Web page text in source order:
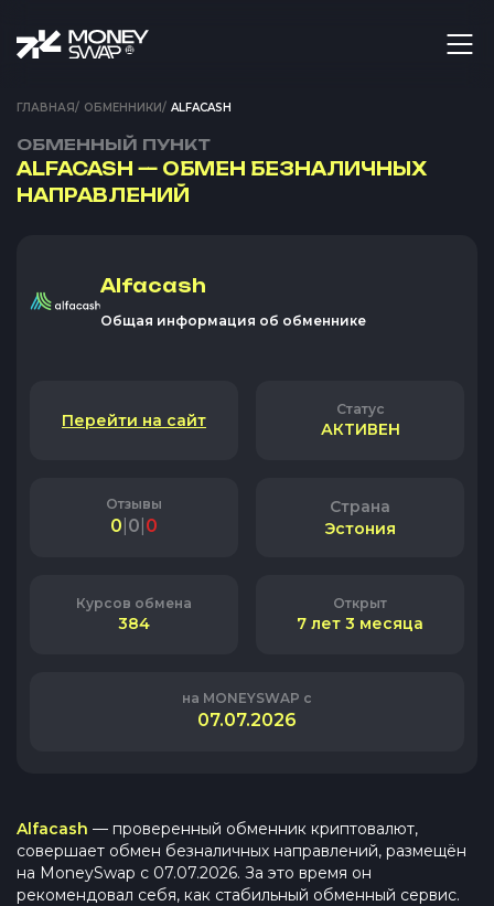
ГЛАВНАЯ/ ОБМЕННИКИ/ ALFACASH
ОБМЕННЫЙ ПУНКТ
ALFACASH — ОБМЕН БЕЗНАЛИЧНЫХ
НАПРАВЛЕНИЙ
Alfacash
Общая информация об обменнике
Перейти на сайт
Статус
АКТИВЕН
Отзывы
0 0 0
Страна
Эстония
Курсов обмена
384
Открыт
7 лет 3 месяца
на MONEYSWAP с
07.07.2026
Alfacash — проверенный обменник криптовалют,
совершает обмен безналичных направлений, размещён
на MoneySwap с 07.07.2026. За это время он
рекомендовал себя, как стабильный обменный сервис.